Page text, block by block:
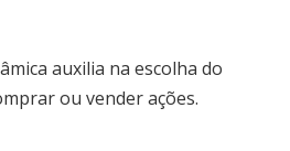
auxilia na escolha do
ou vender ações.